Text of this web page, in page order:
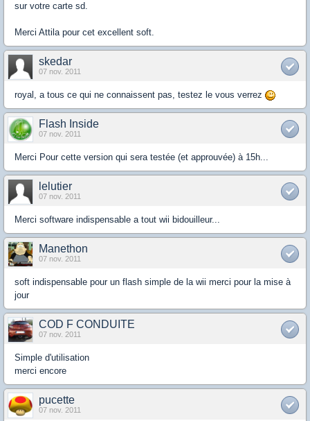
sur votre carte sd.
Merci Attila pour cet excellent soft.
skedar
07 nov. 2011
royal, a tous ce qui ne connaissent pas, testez le vous verrez
Flash Inside
07 nov. 2011
Merci Pour cette version qui sera testée (et approuvée) à 15h...
lelutier
07 nov. 2011
Merci software indispensable a tout wii bidouilleur...
Manethon
07 nov. 2011
soft indispensable pour un flash simple de la wii merci pour la mise à
jour
COD F CONDUITE
07 nov. 2011
Simple d'utilisation
merci encore
pucette
07 nov. 2011